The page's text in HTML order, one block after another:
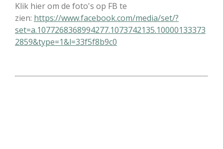
Klik hier om de foto's op FB te
zien: https://www.facebook.com/media/set/?
set=a.1077268368994277.1073742135.10000133373
2859&type=1&l=33f5f8b9c0